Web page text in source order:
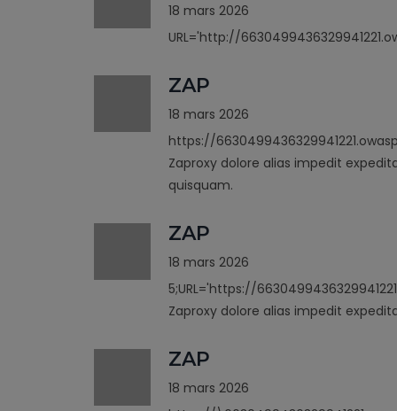
18 mars 2026
URL='http://
ZAP
18 mars 2026
https://
Zaproxy dolore alias impedit
quisquam.
ZAP
18 mars 2026
5;URL='https://
Zaproxy dolore alias impedit
ZAP
18 mars 2026